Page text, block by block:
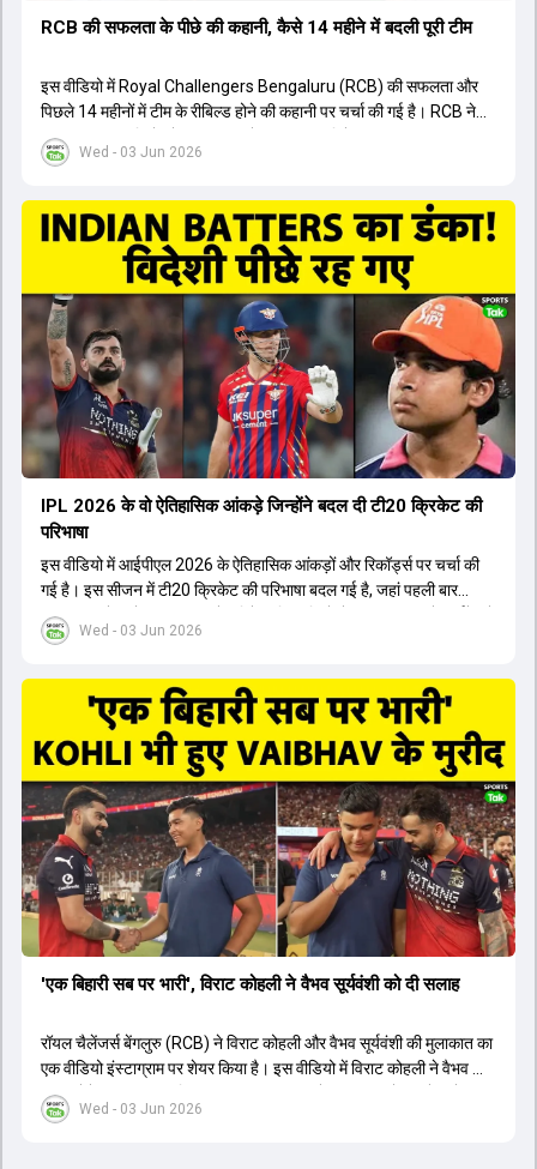
Wed - 03 Jun 2026
RCB की सफलता के पीछे की कहानी, कैसे 14 महीने में बदली पूरी टीम
इस वीडियो में Royal Challengers Bengaluru (RCB) की सफलता और
पिछले 14 महीनों में टीम के रीबिल्ड होने की कहानी पर चर्चा की गई है। RCB ने
अपनी पुरानी गलतियों को स्वीकार करते हुए एक नया रिसेट बटन दबाया। टीम
मैनेजमेंट में Mo Bobat, Andy Flower, Dinesh Karthik और एनालिस्ट
के तहत Bhuvneshwar Kumar, Krunal Pandya और Rasikh Salam
जैसे भारतीय खिलाड़ियों को टीम में शामिल किया गया, जिन्होंने शानदार प्रदर्शन
किया। इसके अलावा, Virat Kohli की भूमिका में भी बदलाव देखा गया, जहां वह
अब टीम के युवा खिलाड़ियों के साथ ज्यादा जुड़े हुए नजर आते हैं। कप्तान Rajat
Patidar के नेतृत्व में टीम का कम्युनिकेशन बहुत स्पष्ट रहा है। एनालिस्ट से लेकर
मैनेजमेंट तक, सभी एक ही पेज पर रहते हैं, जिससे मैदान पर कोई कंफ्यूजन नहीं
होता। यही कारण है कि RCB ने लगातार सफलता हासिल की है।
Wed - 03 Jun 2026
IPL 2026 के वो ऐतिहासिक आंकड़े जिन्होंने बदल दी टी20 क्रिकेट की
परिभाषा
इस वीडियो में आईपीएल 2026 के ऐतिहासिक आंकड़ों और रिकॉर्ड्स पर चर्चा की
गई है। इस सीजन में टी20 क्रिकेट की परिभाषा बदल गई है, जहां पहली बार
भारतीय बल्लेबाजों का स्ट्राइक रेट विदेशी खिलाड़ियों से ज्यादा रहा। पूरे टूर्नामेंट में
1426 छक्के लगे और 65 बार टीमों ने 200 से ज्यादा का स्कोर बनाया, जो एक
स्ट्राइक रेट के साथ मोस्ट वैल्युएबल प्लेयर का खिताब जीता। इसके अलावा पंजाब
और बेंगलुरु के प्रदर्शन के साथ-साथ लक्ष्य का पीछा करने वाली टीमों की सफलता
के आंकड़ों का भी विश्लेषण किया गया है।
Wed - 03 Jun 2026
'एक बिहारी सब पर भारी', विराट कोहली ने वैभव सूर्यवंशी को दी सलाह
रॉयल चैलेंजर्स बेंगलुरु (RCB) ने विराट कोहली और वैभव सूर्यवंशी की मुलाकात का
एक वीडियो इंस्टाग्राम पर शेयर किया है। इस वीडियो में विराट कोहली ने वैभव को
सलाह देते हुए कहा, 'एक बिहारी सब पर भारी। बस गेम खत्म।' कोहली ने उन्हें खुद
पर विश्वास रखने और नकारात्मक बातों पर ध्यान न देने की सलाह दी। आईपीएल